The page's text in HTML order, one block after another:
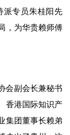
派专员朱桂阳先
，为华贵赖师傅
会副会长兼秘书
香港国际知识产
集团董事长赖弟